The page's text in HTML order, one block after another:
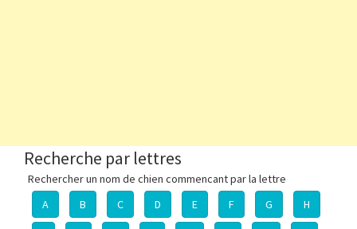
Recherche par lettres
Rechercher un nom de chien commencant par la lettre
A
B C D E F G H